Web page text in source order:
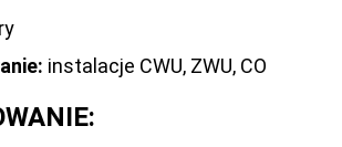
instalacje CWU, ZWU, CO